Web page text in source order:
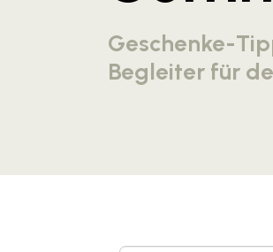
Geschenke-
Begleiter für